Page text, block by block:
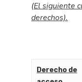
(El siguiente
derechos).
Derecho de